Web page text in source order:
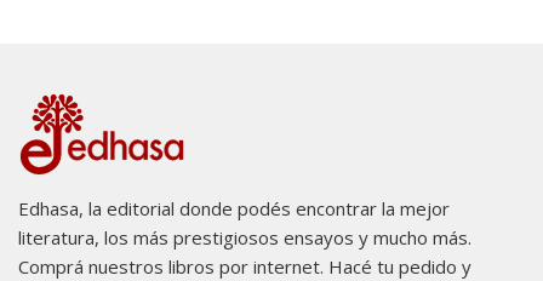
Edhasa, la editorial donde podés encontrar la mejor
literatura, los más prestigiosos ensayos y mucho más.
Comprá nuestros libros por internet. Hacé tu pedido y